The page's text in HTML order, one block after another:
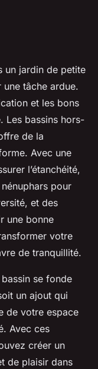
un jardin de petite
tâche ardue.
et les bons
Les bassins hors-
de la
Avec une
l’étanchéité,
pour
et des
une bonne
votre
de tranquillité.
se fonde
un ajout qui
de votre espace
Avec ces
créer un
de plaisir dans